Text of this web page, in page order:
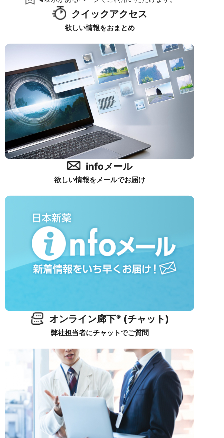
クイックアクセス
欲しい情報をおまとめ
infoメール
欲しい情報をメールでお届け
オンライン廊下※ (チャット)
弊社担当者にチャットでご質問